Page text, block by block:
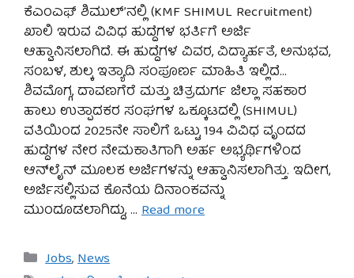
ಕೆಎಂಎಫ್ ಶಿಮುಲ್’ನಲ್ಲಿ (KMF SHIMUL Recruitment)
ಖಾಲಿ ಇರುವ ವಿವಿಧ ಹುದ್ದೆಗಳ ಭರ್ತಿಗೆ ಅರ್ಜಿ
ಆಹ್ವಾನಿಸಲಾಗಿದೆ. ಈ ಹುದ್ದೆಗಳ ವಿವರ, ವಿದ್ಯಾರ್ಹತೆ, ಅನುಭವ,
ಸಂಬಳ, ಶುಲ್ಕ ಇತ್ಯಾದಿ ಸಂಪೂರ್ಣ ಮಾಹಿತಿ ಇಲ್ಲಿದೆ…
ಶಿವಮೊಗ್ಗ, ದಾವಣಗೆರೆ ಮತ್ತು ಚಿತ್ರದುರ್ಗ ಜಿಲ್ಲಾ ಸಹಕಾರ
ಹಾಲು ಉತ್ಪಾದಕರ ಸಂಘಗಳ ಒಕ್ಕೂಟದಲ್ಲಿ (SHIMUL)
ವತಿಯಿಂದ 2025ನೇ ಸಾಲಿಗೆ ಒಟ್ಟು 194 ವಿವಿಧ ವೃಂದದ
ಹುದ್ದೆಗಳ ನೇರ ನೇಮಕಾತಿಗಾಗಿ ಅರ್ಹ ಅಭ್ಯರ್ಥಿಗಳಿಂದ
ಆನ್‌ಲೈನ್ ಮೂಲಕ ಅರ್ಜಿಗಳನ್ನು ಆಹ್ವಾನಿಸಲಾಗಿತ್ತು. ಇದೀಗ,
ಅರ್ಜಿಸಲ್ಲಿಸುವ ಕೊನೆಯ ದಿನಾಂಕವನ್ನು
ಮುಂದೂಡಲಾಗಿದ್ದು, … Read more
Categories
Jobs,News